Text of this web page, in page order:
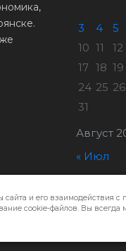
Август
3
4 5
10 11 12
17 18 19
24 25 26
31
« Июл
сайта и его взаимодействия
cookie-файлов. Вы